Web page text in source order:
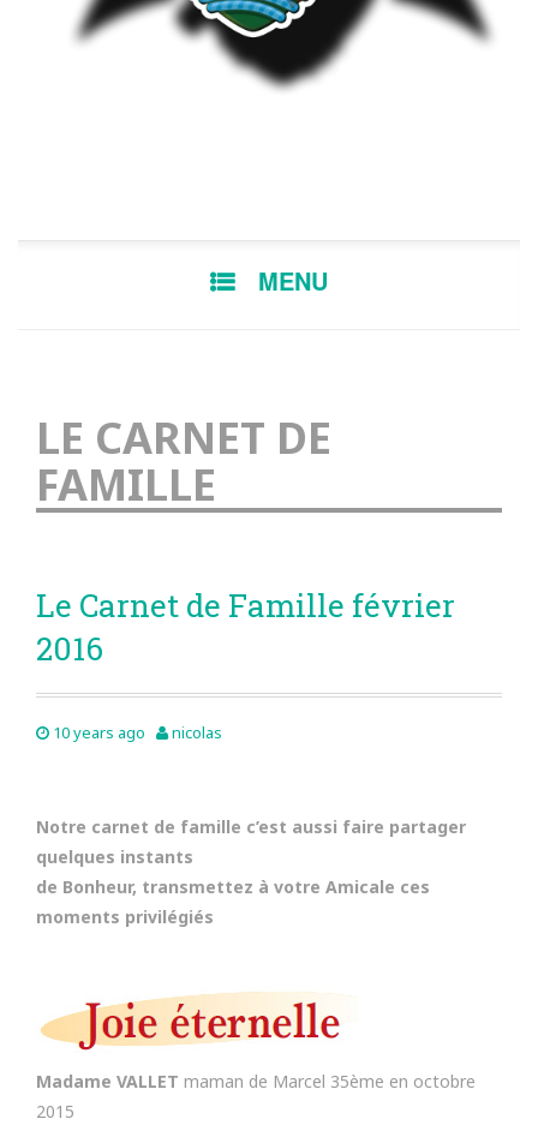
MENU
LE CARNET DE
FAMILLE
Le Carnet de Famille février
2016
10 years ago nicolas
Notre carnet de famille c’est aussi faire partager
quelques instants
de Bonheur, transmettez à votre Amicale ces
moments privilégiés
Madame VALLET maman de Marcel 35ème en octobre
2015